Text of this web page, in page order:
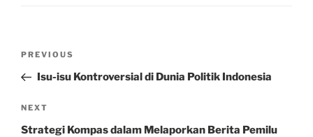
Previous
Post
PREVIOUS
Isu-isu Kontroversial di Dunia Politik Indonesia
Next
Post
NEXT
Strategi Kompas dalam Melaporkan Berita Pemilu